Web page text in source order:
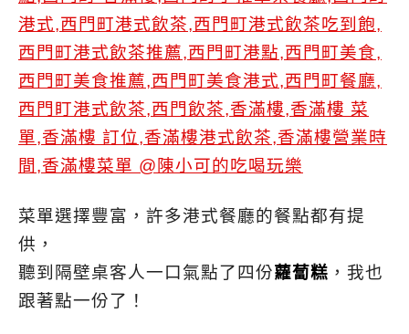
菜單選擇豐富，許多港式餐廳的餐點都有提
供，
聽到隔壁桌客人一口氣點了四份蘿蔔糕 ，我也
跟著點一份了！